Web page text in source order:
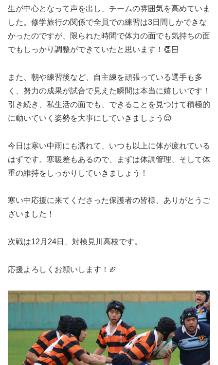
生が中心となって声を出し、チームの雰囲気を高めていま
した。修学旅行の関係で全員での練習は3日間しかできな
かったのですが、限られた時間で体力の面でも気持ちの面
でもしっかり調整ができていたと思います！👏🏻
また、朝や練習後など、自主練を頑張っている選手も多
く、努力の成果が試合で見えた瞬間は本当に嬉しいです！
引き続き、私生活の面でも、できることを見つけて積極的
に動いていく姿勢を大事にしていきましょう😌
今日は寒い中雨にも濡れて、いつも以上に体が疲れている
はずです。寒暖差もあるので、まずは体調管理、そして体
重の維持をしっかりしていきましょう！
寒い中応援に来てくださった保護者の皆様、ありがとうご
ざいました！
次戦は12月24日、対検見川高校です。
応援よろしくお願いします！🏉